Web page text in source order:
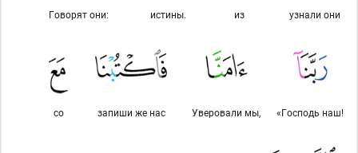
узнали они
из
истины.
Говорят они:
«Господь наш!
Уверовали мы,
запиши же нас
со